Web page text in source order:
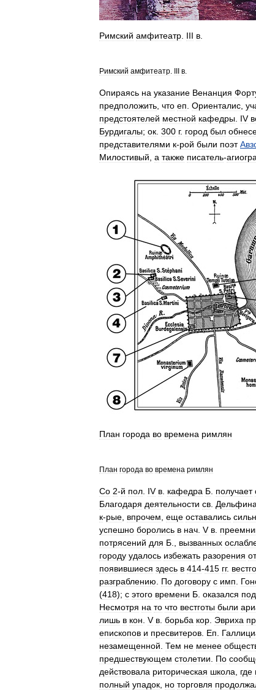
Римский амфитеатр III в
Римский амфитеатр III в
Опираясь на указание Венанция
предположить что еп Ориенталис
предстоятелей местной кафедры IV
Бурдигалы; ок 300 г. город был
представителями к-рой были поэт
Милостивый а также писатель-
План города во времена римлян
План города во времена римлян
Со 2-й пол IV в кафедра Б получает
Благодаря деятельности св Дельфина
к-рые впрочем еще оставались
успешно боролись в нач V в
потрясений для Б вызванных
городу удалось избежать разорения от
появившиеся здесь в 414-415 гг.
разграблению
По договору с имп
(418); с этого времени Б оказался под
Несмотря на то что вестготы были
лишь в кон V в борьба кор Эвриха
епископов и пресвитеров Еп
незамещенной Тем не менее
предшествующем столетии По
действовала риторическая школа где
полный упадок но торговля